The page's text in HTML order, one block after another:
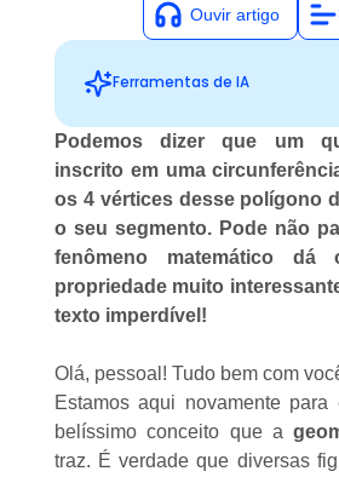
Ferramentas de IA
Sugestões personalizadas
Podemos dizer que um
inscrito em uma
os 4 vértices desse polígono
o seu segmento. Pode não
fenômeno matemático dá
propriedade muito
texto imperdível!
Olá, pessoal! Tudo bem com
Estamos aqui novamente
belíssimo conceito que a
traz. É verdade que diversas